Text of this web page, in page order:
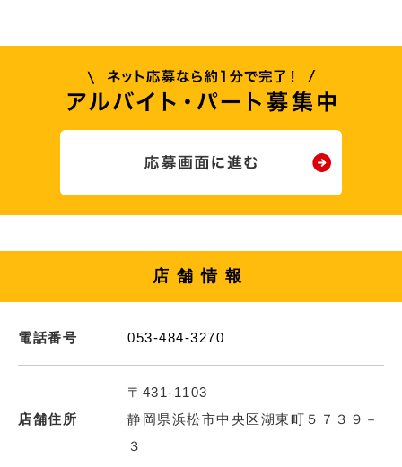
店舗情報
電話番号 053-484-3270
店舗住所
〒431-1103
静岡県浜松市中央区湖東町５７３９－
３